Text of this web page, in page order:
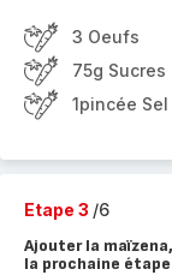
3 Oeufs
75g Sucres
1pincée Sel
Etape 3 /6
Ajouter la
la prochaine étape